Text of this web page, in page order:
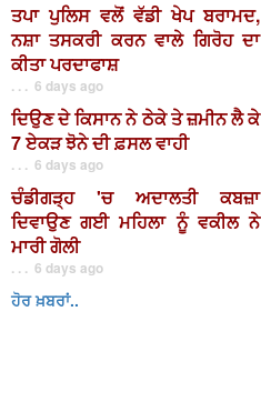
ਤਪਾ ਪੁਲਿਸ ਵਲੋਂ ਵੱਡੀ ਖੇਪ ਬਰਾਮਦ,
ਨਸ਼ਾ ਤਸਕਰੀ ਕਰਨ ਵਾਲੇ ਗਿਰੋਹ ਦਾ
ਕੀਤਾ ਪਰਦਾਫਾਸ਼
. . . 6 days ago
ਦਿਉਣ ਦੇ ਕਿਸਾਨ ਨੇ ਠੇਕੇ ਤੇ ਜ਼ਮੀਨ ਲੈ ਕੇ
7 ਏਕੜ ਝੋਨੇ ਦੀ ਫ਼ਸਲ ਵਾਹੀ
. . . 6 days ago
ਚੰਡੀਗੜ੍ਹ 'ਚ ਅਦਾਲਤੀ ਕਬਜ਼ਾ
ਦਿਵਾਉਣ ਗਈ ਮਹਿਲਾ ਨੂੰ ਵਕੀਲ ਨੇ
ਮਾਰੀ ਗੋਲੀ
. . . 6 days ago
ਹੋਰ ਖ਼ਬਰਾਂ..